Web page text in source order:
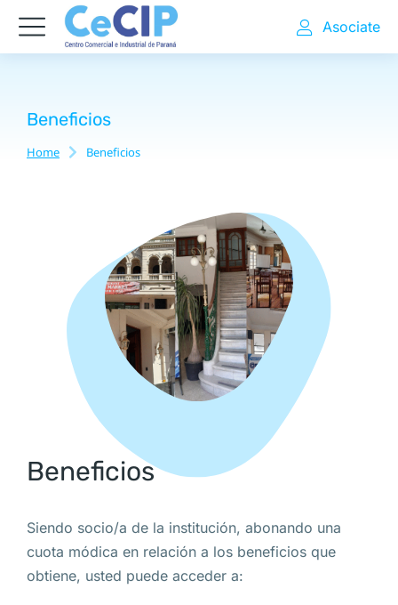
Asociate
Beneficios
You are here:
Home Beneficios
Beneficios
Siendo socio/a de la institución, abonando una
cuota módica en relación a los beneficios que
obtiene, usted puede acceder a: